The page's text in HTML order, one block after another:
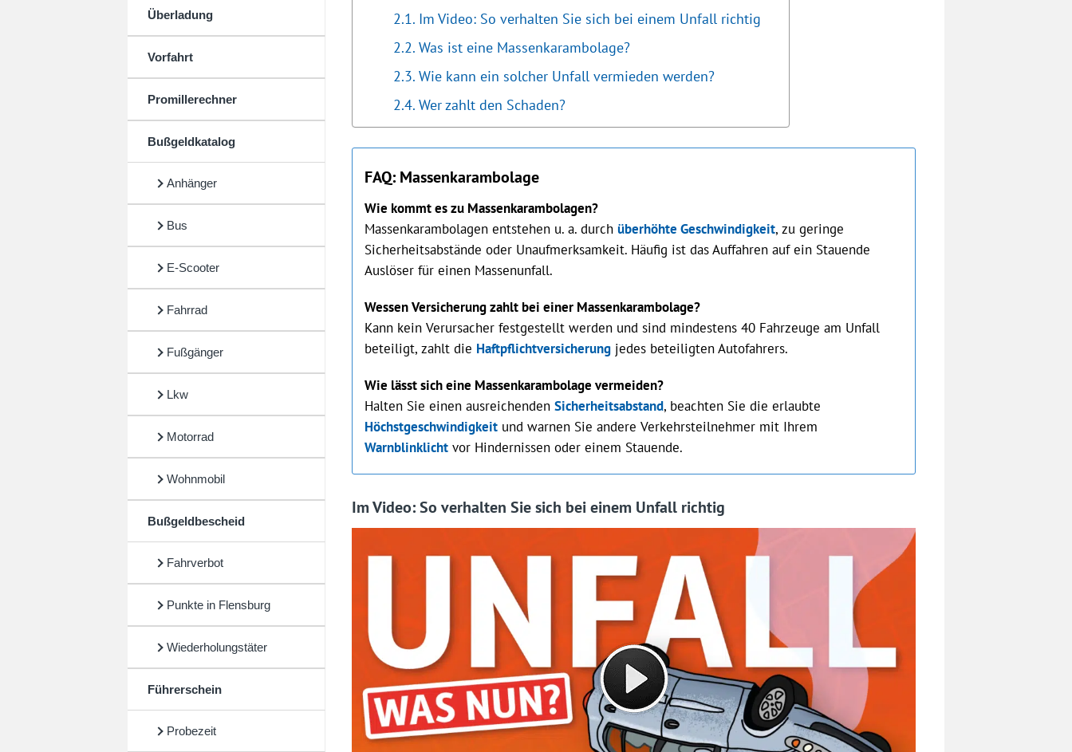
Überladung
Vorfahrt
Promillerechner
Bußgeldkatalog
Anhänger
Bus
E-Scooter
Fahrrad
Fußgänger
Lkw
Motorrad
Wohnmobil
Bußgeldbescheid
Fahrverbot
Punkte in Flensburg
Wiederholungstäter
Führerschein
Probezeit
Im Video: So verhalten Sie sich bei einem Unfall richtig
Was ist eine Massenkarambolage?
Wie kann ein solcher Unfall vermieden werden?
Wer zahlt den Schaden?
FAQ: Massenkarambolage
Wie kommt es zu Massenkarambolagen?
Massenkarambolagen entstehen u. a. durch überhöhte Geschwindigkeit, zu geringe
Sicherheitsabstände oder Unaufmerksamkeit. Häufig ist das Auffahren auf ein Stauende
Auslöser für einen Massenunfall.
Wessen Versicherung zahlt bei einer Massenkarambolage?
Kann kein Verursacher festgestellt werden und sind mindestens 40 Fahrzeuge am Unfall
beteiligt, zahlt die Haftpflichtversicherungjedes beteiligten Autofahrers.
Wie lässt sich eine Massenkarambolage vermeiden?
Halten Sie einen ausreichenden Sicherheitsabstand, beachten Sie die erlaubte
Höchstgeschwindigkeitund warnen Sie andere Verkehrsteilnehmer mit Ihrem
Warnblinklichtvor Hindernissen oder einem Stauende.
Im Video: So verhalten Sie sich bei einem Unfall richtig